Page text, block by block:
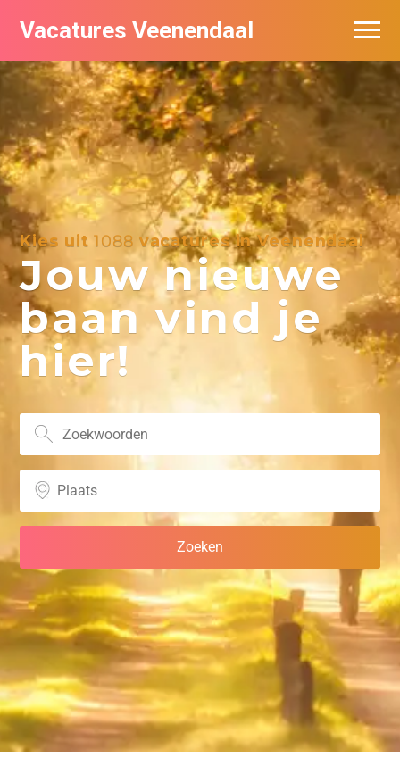
Vacatures Veenendaal
Kies uit1088 vacatures in Veenendaal
Jouw nieuwe
baan vind je
hier!
Vacatures per bedrijf in Veendaal